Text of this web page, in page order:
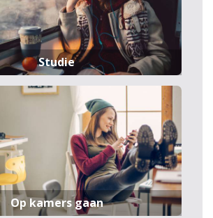
Studie
Op kamers gaan